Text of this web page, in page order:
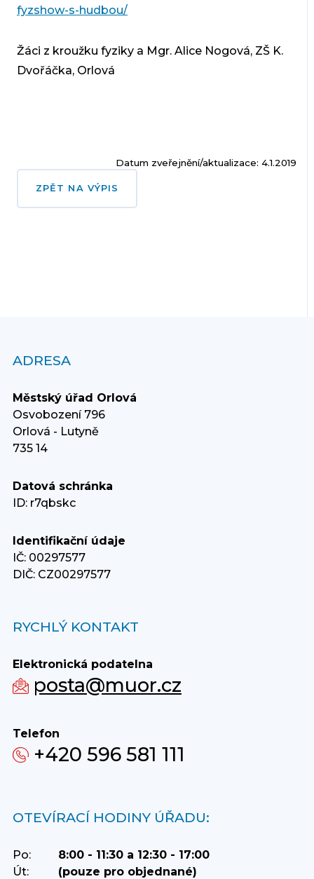
fyzshow-s-hudbou/
Žáci z kroužku fyziky a Mgr. Alice Nogová, ZŠ K.
Dvořáčka, Orlová
Datum zveřejnění/aktualizace: 4.1.2019
ZPĚT NA VÝPIS
ADRESA
Městský úřad Orlová
Osvobození 796
Orlová - Lutyně
735 14
Datová schránka
ID: r7qbskc
Identifikační údaje
IČ: 00297577
DIČ: CZ00297577
RYCHLÝ KONTAKT
Elektronická podatelna
posta@muor.cz
Telefon
+420 596 581 111
OTEVÍRACÍ HODINY ÚŘADU:
Po:
8:00 - 11:30 a 12:30 - 17:00
Út:
(pouze pro objednané)